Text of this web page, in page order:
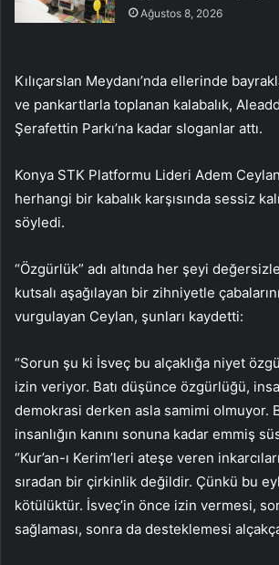
Ağustos 8, 2026
Kılıçarslan Meydanı’nda ellerinde
ve pankartlarla toplanan kalabalık,
Şerafettin Parkı’na kadar sloganlar attı.
Konya STK Platformu Lideri Adem
herhangi bir kabalık karşısında sessiz
söyledi.
“Özgürlük” adı altında her şeyi
kutsalı aşağılayan bir zihniyetle
vurgulayan Ceylan, şunları kaydetti:
“Sorun şu ki İsveç bu alçaklığa niyet
izin veriyor. Batı düşünce özgürlüğü,
demokrasi derken asla samimi olmuyor.
insanlığın kanını sonuna kadar emmiş
“Kur’an-ı Kerim’leri ateşe veren
sıradan bir çirkinlik değildir. Çünkü bu
kötülüktür. İsveç’in önce izin vermesi,
sağlaması, sonra da desteklemesi